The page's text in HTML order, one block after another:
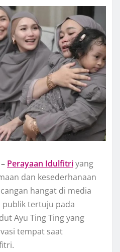
Perayaan Idulfitriyang
dan kesederhanaan
hangat di media
publik tertuju pada
Ayu Ting Ting yang
tempat saat